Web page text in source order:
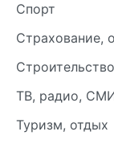
Спорт
Страхование,
Строительство
ТВ, радио,
Туризм, отдых